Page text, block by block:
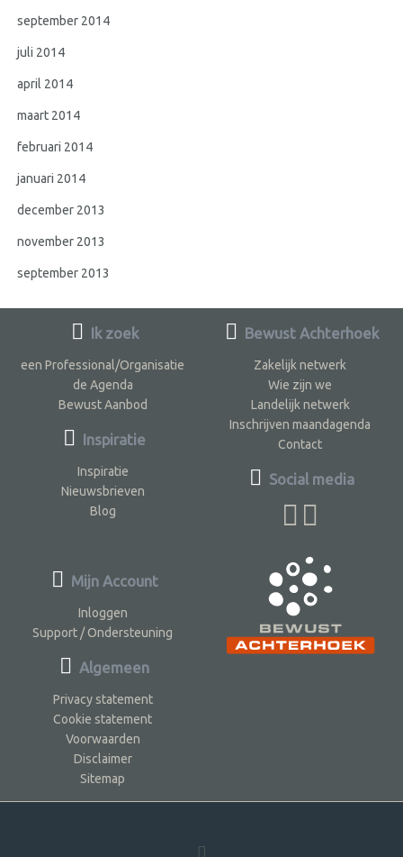
september 2014
juli 2014
april 2014
maart 2014
februari 2014
januari 2014
december 2013
november 2013
september 2013
Ik zoek
een Professional/Organisatie
de Agenda
Bewust Aanbod
Inspiratie
Inspiratie
Nieuwsbrieven
Blog
Bewust Achterhoek
Zakelijk netwerk
Wie zijn we
Landelijk netwerk
Inschrijven maandagenda
Contact
Social media
Mijn Account
Inloggen
Support / Ondersteuning
Algemeen
Privacy statement
Cookie statement
Voorwaarden
Disclaimer
Sitemap